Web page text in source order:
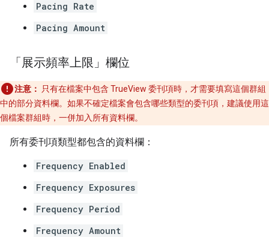
Pacing Rate
Pacing Amount
「展示頻率上限」欄位
注意：
只有在檔案中包含 TrueView 委刊項時，才需要填寫這個群組
中的部分資料欄。如果不確定檔案會包含哪些類型的委刊項，建議使用這
個檔案群組時，一併加入所有資料欄。
所有委刊項類型都包含的資料欄：
Frequency Enabled
Frequency Exposures
Frequency Period
Frequency Amount